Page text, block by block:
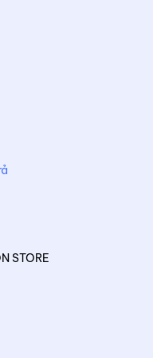
STORE